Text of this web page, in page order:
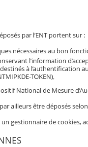
par l’ENT portent sur :
nécessaires au bon
l’information
à l’authentification
TOKEN),
National de Mesure
ailleurs être déposés
gestionnaire de cookies,